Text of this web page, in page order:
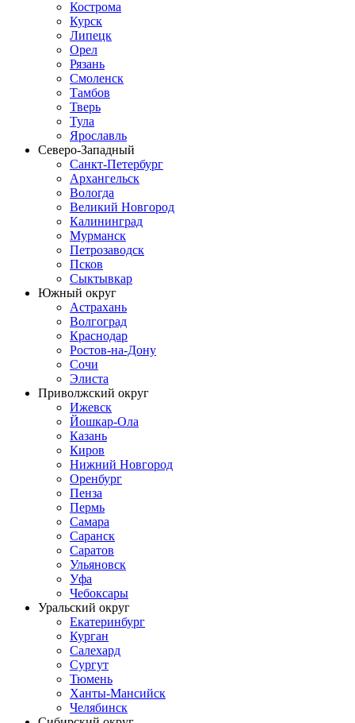
Кострома
Курск
Липецк
Орел
Рязань
Смоленск
Тамбов
Тверь
Тула
Ярославль
Северо-Западный
Санкт-Петербург
Архангельск
Вологда
Великий Новгород
Калининград
Мурманск
Петрозаводск
Псков
Сыктывкар
Южный округ
Астрахань
Волгоград
Краснодар
Ростов-на-Дону
Сочи
Элиста
Приволжский округ
Ижевск
Йошкар-Ола
Казань
Киров
Нижний Новгород
Оренбург
Пенза
Пермь
Самара
Саранск
Саратов
Ульяновск
Уфа
Чебоксары
Уральский округ
Екатеринбург
Курган
Салехард
Сургут
Тюмень
Ханты-Мансийск
Челябинск